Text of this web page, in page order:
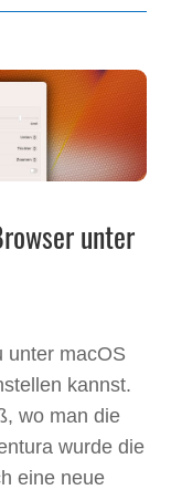
unter
unter macOS
kannst.
wo man die
wurde die
eine neue